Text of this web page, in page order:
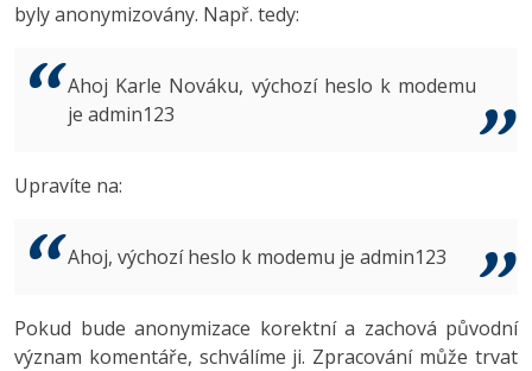
Spring
ASP.NET MVC
Best practices
MySQL/MariaDB
MS-SQL
3D grafik
Copywriter
WordPress specialista
VB.NET
Algoritmy -41%
Umělá inteligence (AI) -10%
Copywriting
Windows
Adobe After Effects
Inkscape
Fórum
byly anonymizovány. Např. tedy:
Ahoj Karle Nováku, výchozí heslo k modemu
je admin123
Upravíte na:
Ahoj, výchozí heslo k modemu je admin123
Pokud bude anonymizace korektní a zachová původní
význam komentáře, schválíme ji. Zpracování může trvat